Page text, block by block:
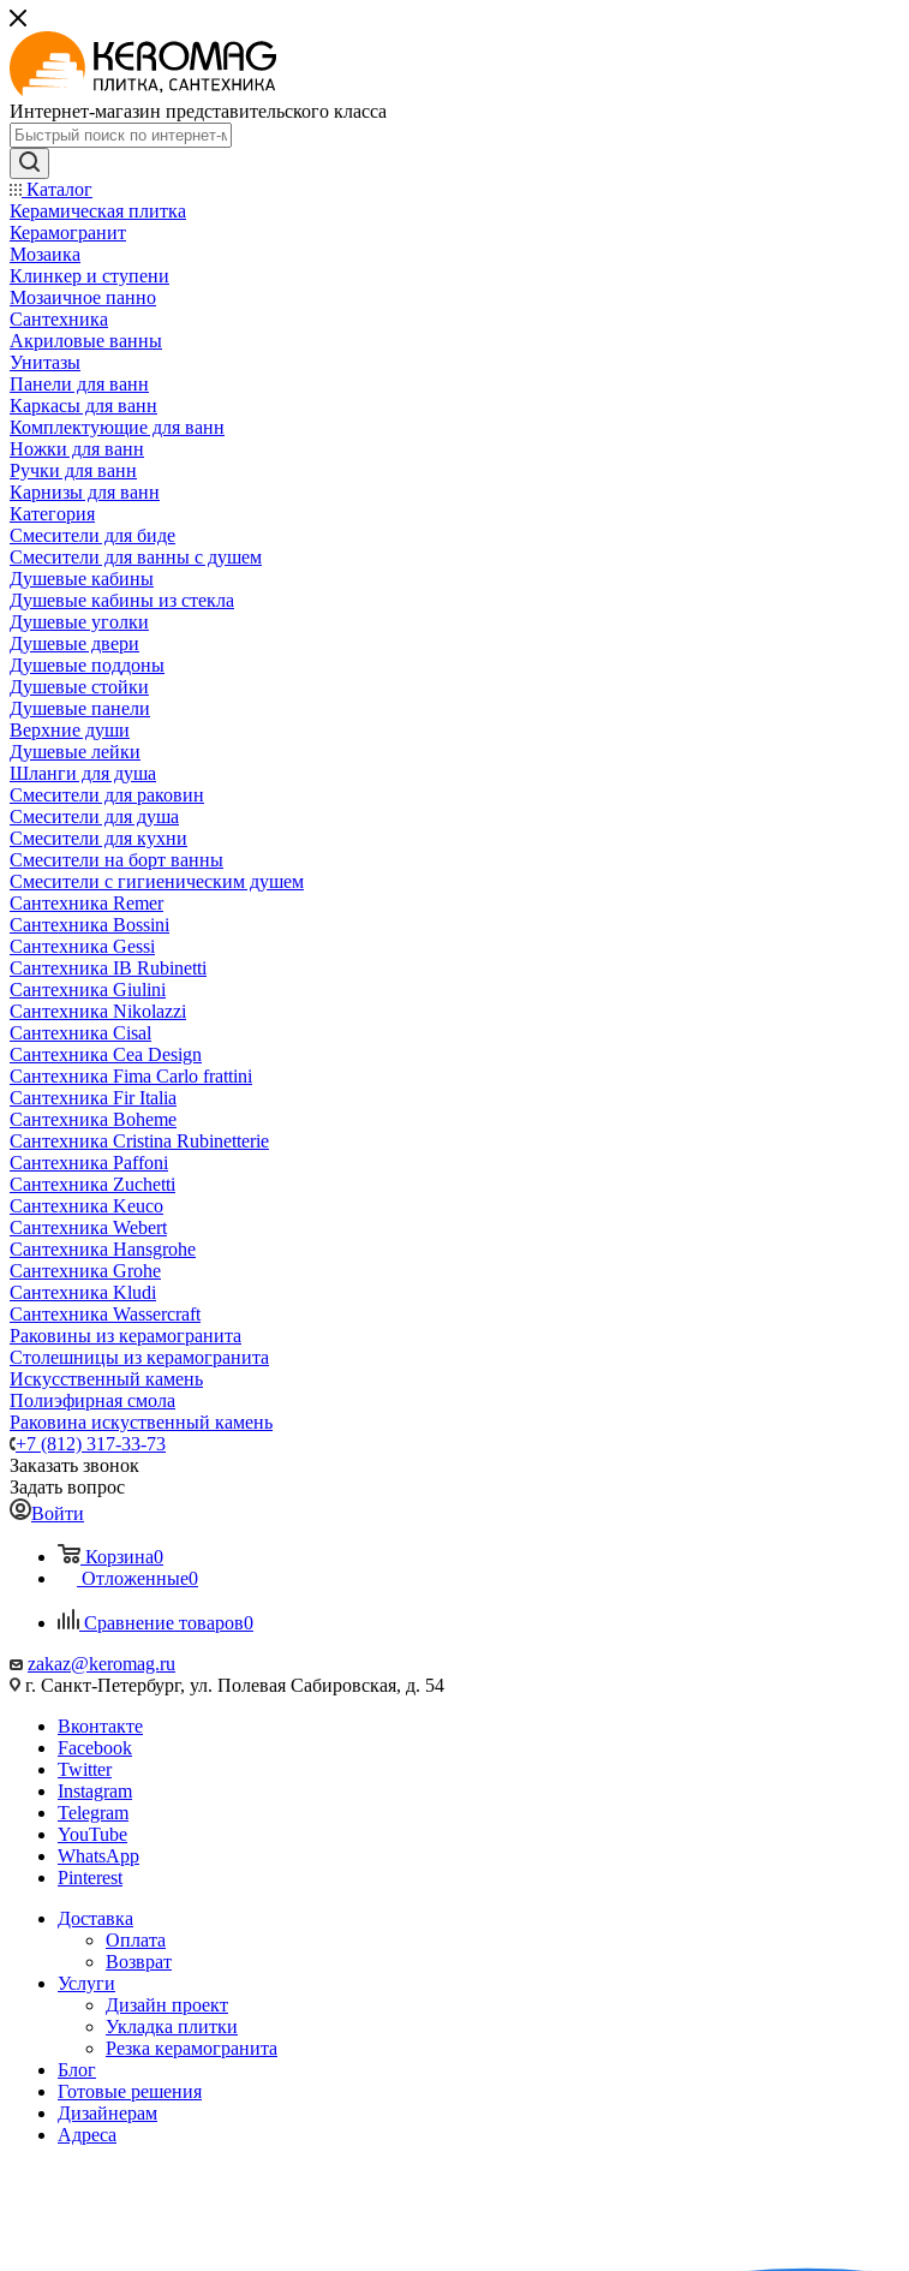
Интернет-магазин представительского класса
Каталог
Керамическая плитка
Керамогранит
Мозаика
Клинкер и ступени
Мозаичное панно
Сантехника
Акриловые ванны
Унитазы
Панели для ванн
Каркасы для ванн
Комплектующие для ванн
Ножки для ванн
Ручки для ванн
Карнизы для ванн
Категория
Смесители для биде
Смесители для ванны с душем
Душевые кабины
Душевые кабины из стекла
Душевые уголки
Душевые двери
Душевые поддоны
Душевые стойки
Душевые панели
Верхние души
Душевые лейки
Шланги для душа
Смесители для раковин
Смесители для душа
Смесители для кухни
Смесители на борт ванны
Смесители с гигиеническим душем
Сантехника Remer
Сантехника Bossini
Сантехника Gessi
Сантехника IB Rubinetti
Сантехника Giulini
Сантехника Nikolazzi
Сантехника Cisal
Сантехника Cea Design
Сантехника Fima Carlo frattini
Сантехника Fir Italia
Сантехника Boheme
Сантехника Cristina Rubinetterie
Сантехника Paffoni
Сантехника Zuchetti
Сантехника Keuco
Сантехника Webert
Сантехника Hansgrohe
Сантехника Grohe
Сантехника Kludi
Сантехника Wassercraft
Раковины из керамогранита
Столешницы из керамогранита
Искусственный камень
Полиэфирная смола
Раковина искуственный камень
+7 (812) 317-33-73
Заказать звонок
Задать вопрос
Войти
Корзина0
Отложенные0
Сравнение товаров0
zakaz@keromag.ru
г. Санкт-Петербург, ул. Полевая Сабировская, д. 54
Вконтакте
Facebook
Twitter
Instagram
Telegram
YouTube
WhatsApp
Pinterest
Доставка
Оплата
Возврат
Услуги
Дизайн проект
Укладка плитки
Резка керамогранита
Блог
Готовые решения
Дизайнерам
Адреса